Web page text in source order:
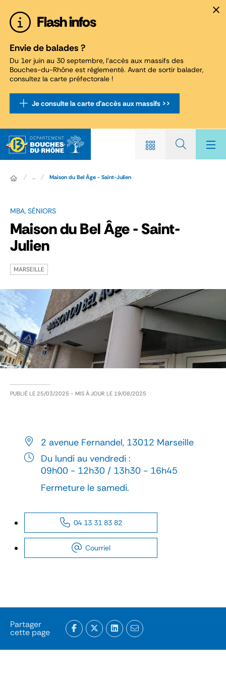
Flash infos
Envie de balades ?
Du 1er juin au 30 septembre, l'accès aux massifs des
Bouches-du-Rhône est réglementé. Avant de sortir balader,
consultez la carte préfectorale !
Je consulte la carte d'accès aux massifs >>
... Maison du Bel Âge - Saint-Julien
MBA, SÉNIORS
Maison du Bel Âge - Saint-
Julien
MARSEILLE
PUBLIÉ LE 25/03/2025 - MIS À JOUR LE 19/08/2025
2 avenue Fernandel, 13012 Marseille
Du lundi au vendredi :
09h00 - 12h30 / 13h30 - 16h45
Fermeture le samedi.
04 13 31 83 82
Courriel
Partager
cette page